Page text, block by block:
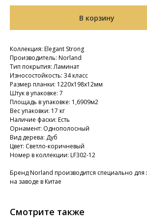
В корзину
Коллекция: Elegant Strong
Производитель: Norland
Тип покрытия: Ламинат
Износостойкость: 34 класс
Размер планки: 1220х198х12мм
Штук в упаковке: 7
Площадь в упаковке: 1,6909м2
Вес упаковки: 17 кг
Наличие фаски: Есть
Орнамент: Однополосный
Вид дерева: Дуб
Цвет: Светло-коричневый
Номер в коллекции: LF302-12
Бренд Norland производится специально для
на заводе в Китае
Смотрите также